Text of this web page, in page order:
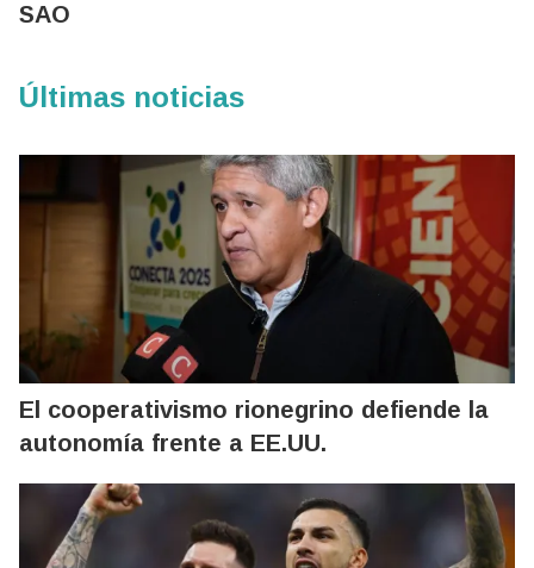
SAO
Últimas noticias
El cooperativismo rionegrino defiende la
autonomía frente a EE.UU.